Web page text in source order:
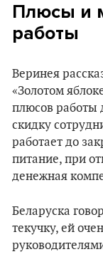
Плюсы и
работы
Веринея
«Золотом
плюсов работы
скидку
работает до
питание, при
денежная
Беларуска
текучку, ей